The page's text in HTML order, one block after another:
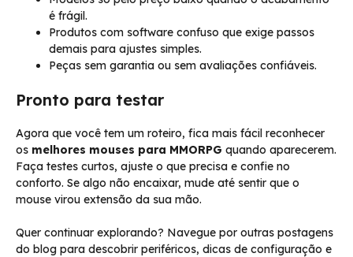
é frágil.
Produtos com software confuso que exige passos
demais para ajustes simples.
Peças sem garantia ou sem avaliações confiáveis.
Pronto para testar
Agora que você tem um roteiro, fica mais fácil reconhecer
os melhores mouses para MMORPG quando aparecerem.
Faça testes curtos, ajuste o que precisa e confie no
conforto. Se algo não encaixar, mude até sentir que o
mouse virou extensão da sua mão.
Quer continuar explorando? Navegue por outras postagens
do blog para descobrir periféricos, dicas de configuração e